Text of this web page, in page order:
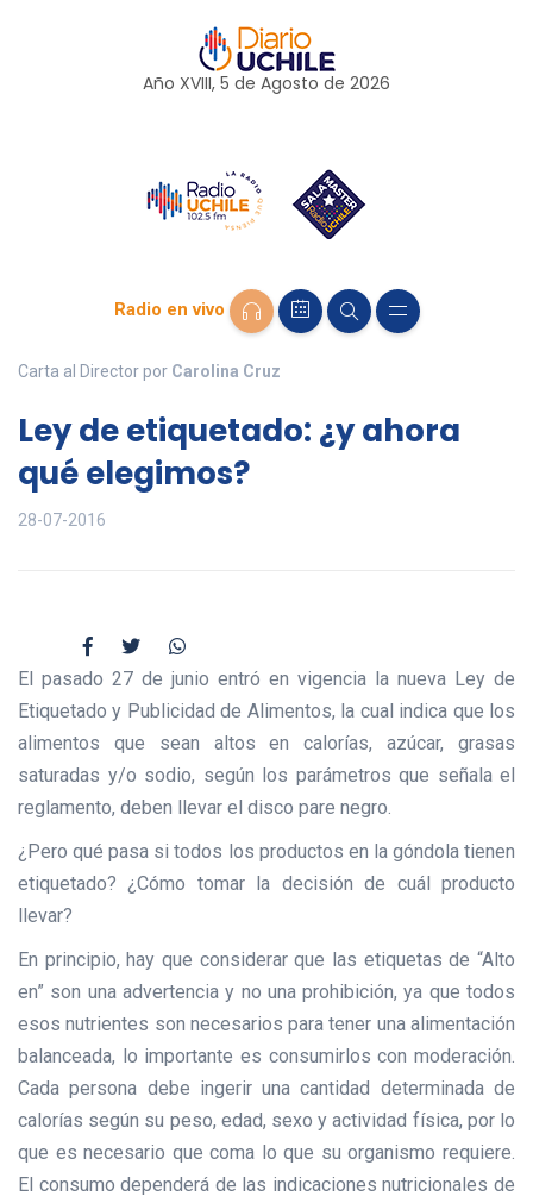
Año XVIII, 5 de Agosto de 2026
Radio en vivo
Carta al Director por Carolina Cruz
Ley de etiquetado: ¿y ahora
qué elegimos?
28-07-2016
El pasado 27 de junio entró en vigencia la nueva Ley de
Etiquetado y Publicidad de Alimentos, la cual indica que los
alimentos que sean altos en calorías, azúcar, grasas
saturadas y/o sodio, según los parámetros que señala el
reglamento, deben llevar el disco pare negro.
¿Pero qué pasa si todos los productos en la góndola tienen
etiquetado? ¿Cómo tomar la decisión de cuál producto
llevar?
En principio, hay que considerar que las etiquetas de “Alto
en” son una advertencia y no una prohibición, ya que todos
esos nutrientes son necesarios para tener una alimentación
balanceada, lo importante es consumirlos con moderación.
Cada persona debe ingerir una cantidad determinada de
calorías según su peso, edad, sexo y actividad física, por lo
que es necesario que coma lo que su organismo requiere.
El consumo dependerá de las indicaciones nutricionales de